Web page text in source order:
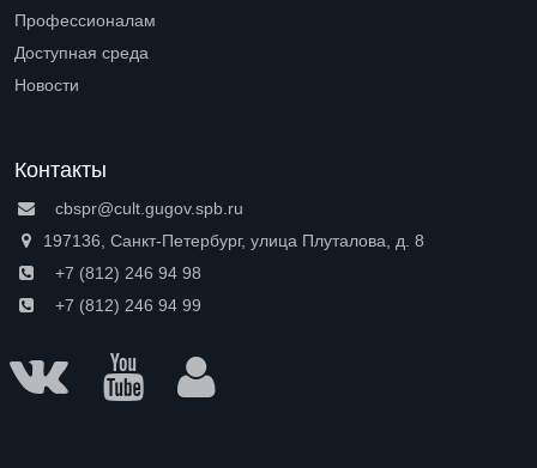
Профессионалам
Доступная среда
Новости
Контакты
cbspr@cult.gugov.spb.ru
197136, Санкт-Петербург, улица Плуталова, д. 8
+7 (812) 246 94 98
+7 (812) 246 94 99